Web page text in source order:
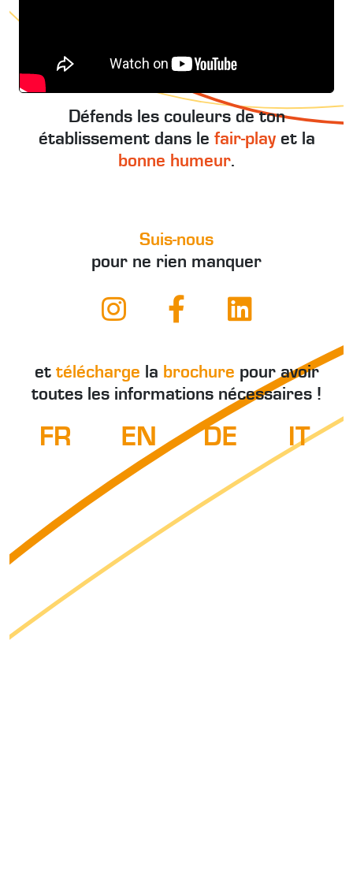
Défends les couleurs de ton
établissement dans le fair-playet la
bonne humeur.
Suis-nous
pour ne rien manquer
et télécharge la brochure pour avoir
toutes les informations nécessaires !
FR EN DE IT